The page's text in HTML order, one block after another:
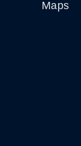
Maps